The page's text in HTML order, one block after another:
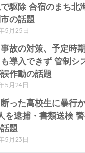
駆除 合宿のまち北
の話題
5月25日
故の対策、予定時
導入できず 管制シ
作動の話題
5月24日
った高校生に暴行
を逮捕・書類送検
題
5月23日